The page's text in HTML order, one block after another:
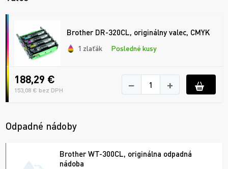
Brother DR-320CL, originálny valec, CMYK
1 zlaťák Posledné kusy
188,29 €
153,08 € bez DPH − +
Odpadné nádoby
Brother WT-300CL, originálna odpadná
nádoba